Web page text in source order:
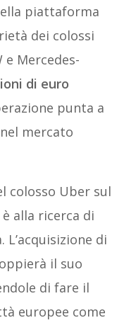
piattaforma
dei colossi
Mercedes-
di euro
punta a
mercato
colosso Uber sul
alla ricerca di
di
il suo
di fare il
europee come